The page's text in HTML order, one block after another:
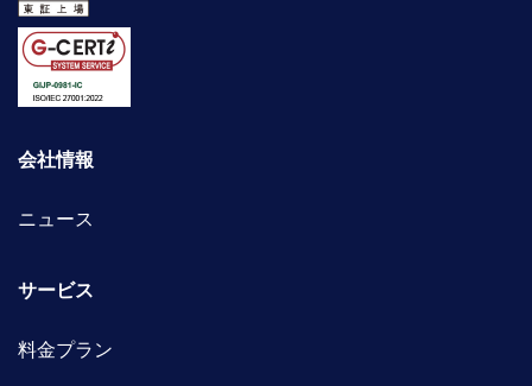
会社情報
ニュース
サービス
料金プラン